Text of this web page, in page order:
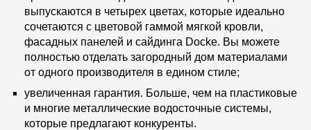
выпускаются в четырех цветах, которые идеально
сочетаются с цветовой гаммой мягкой кровли,
фасадных панелей и сайдинга Docke. Вы можете
полностью отделать загородный дом материалами
от одного производителя в едином стиле;
увеличенная гарантия. Больше, чем на пластиковые
и многие металлические водосточные системы,
которые предлагают конкуренты.